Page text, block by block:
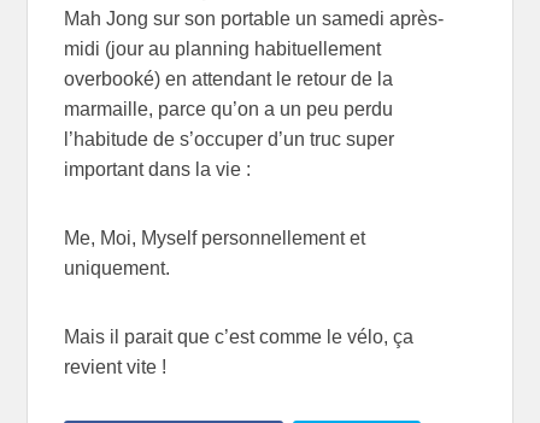
Mah Jong sur son portable un samedi après-
midi (jour au planning habituellement
overbooké) en attendant le retour de la
marmaille, parce qu’on a un peu perdu
l’habitude de s’occuper d’un truc super
important dans la vie :
Me, Moi, Myself personnellement et
uniquement.
Mais il parait que c’est comme le vélo, ça
revient vite !